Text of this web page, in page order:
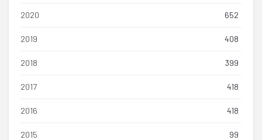
2020 652
2019 408
2018 399
2017 418
2016 418
2015 99